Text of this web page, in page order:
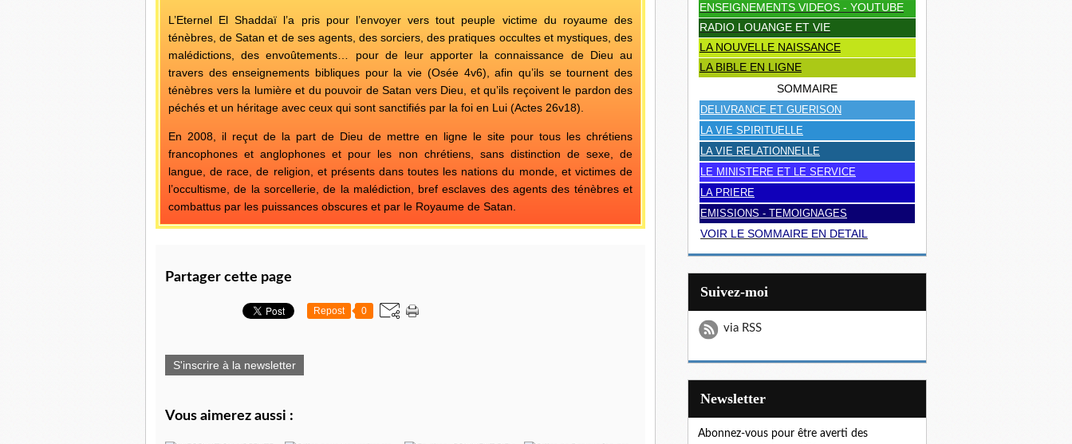
L’Eternel El Shaddaï l’a pris pour l’envoyer vers tout peuple victime du royaume des
ténèbres, de Satan et de ses agents, des sorciers, des pratiques occultes et mystiques, des
malédictions, des envoûtements… pour de leur apporter la connaissance de Dieu au
travers des enseignements bibliques pour la vie (Osée 4v6), afin qu’ils se tournent des
ténèbres vers la lumière et du pouvoir de Satan vers Dieu, et qu’ils reçoivent le pardon des
péchés et un héritage avec ceux qui sont sanctifiés par la foi en Lui (Actes 26v18).
En 2008, il reçut de la part de Dieu de mettre en ligne le site pour tous les chrétiens
francophones et anglophones et pour les non chrétiens, sans distinction de sexe, de
langue, de race, de religion, et présents dans toutes les nations du monde, et victimes de
l’occultisme, de la sorcellerie, de la malédiction, bref esclaves des agents des ténèbres et
combattus par les puissances obscures et par le Royaume de Satan.
Partager cette page
Repost 0
S'inscrire à la newsletter
Vous aimerez aussi :
ENSEIGNEMENTS VIDEOS - YOUTUBE
RADIO LOUANGE ET VIE
LA NOUVELLE NAISSANCE
LA BIBLE EN LIGNE
SOMMAIRE
DELIVRANCE ET GUERISON
LA VIE SPIRITUELLE
LA VIE RELATIONNELLE
LE MINISTERE ET LE SERVICE
LA PRIERE
EMISSIONS - TEMOIGNAGES
VOIR LE SOMMAIRE EN DETAIL
Suivez-moi
via RSS
Newsletter
Abonnez-vous pour être averti des